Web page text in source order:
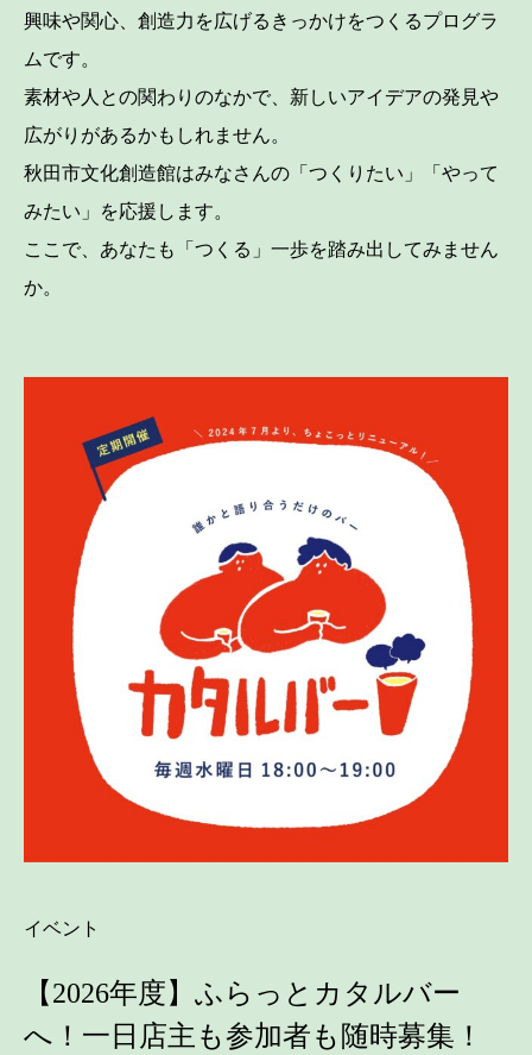
興味や関心、創造力を広げるきっかけをつくるプログラ
ムです。
素材や人との関わりのなかで、新しいアイデアの発見や
広がりがあるかもしれません。
秋田市文化創造館はみなさんの「つくりたい」「やって
みたい」を応援します。
ここで、あなたも「つくる」一歩を踏み出してみません
か。
イベント
【2026年度】ふらっとカタルバー
へ！一日店主も参加者も随時募集！